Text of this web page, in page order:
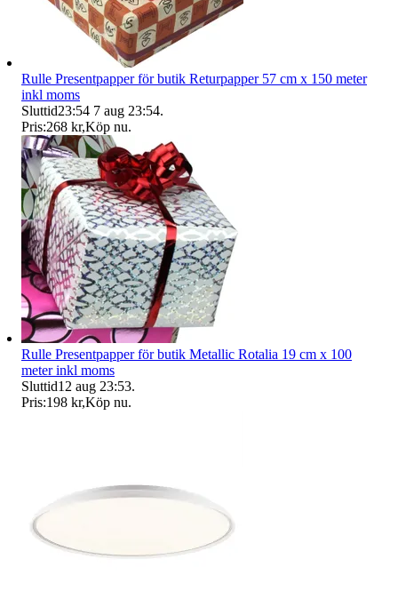
Rulle Presentpapper för butik Returpapper 57 cm x 150 meter
inkl moms
Sluttid23:54 7 aug 23:54.
Pris:268 kr,Köp nu.
Rulle Presentpapper för butik Metallic Rotalia 19 cm x 100
meter inkl moms
Sluttid12 aug 23:53.
Pris:198 kr,Köp nu.